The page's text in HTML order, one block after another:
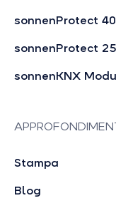
sonnenProtect
sonnenProtect
sonnenKNX
Stampa
Blog